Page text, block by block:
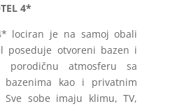
4*
lociran je na samoj obali
poseduje otvoreni bazen i
atmosferu sa
kao i privatnim
Sve sobe imaju klimu, TV,